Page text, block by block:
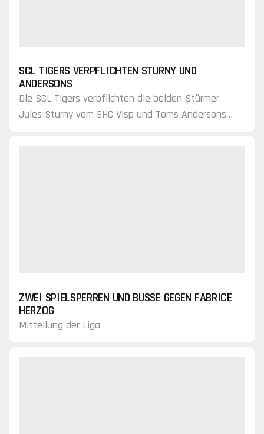
SCL TIGERS VERPFLICHTEN STURNY UND
ANDERSONS
Die SCL Tigers verpflichten die beiden Stürmer
Jules Sturny vom EHC Visp und Toms Andersons
ZWEI SPIELSPERREN UND BUSSE GEGEN FABRICE
HERZOG
Mitteilung der Liga